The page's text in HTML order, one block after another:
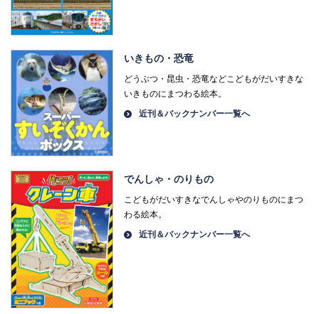
いきもの・恐竜
どうぶつ・昆虫・恐竜などこどもがだいすきな
いきものにまつわる絵本。
近刊＆バックナンバー一覧へ
でんしゃ・のりもの
こどもがだいすきなでんしゃやのりものにまつ
わる絵本。
近刊＆バックナンバー一覧へ